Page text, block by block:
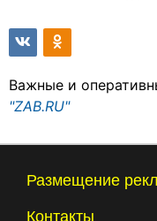
Важные и
"ZAB.RU"
Размещение
Контакты